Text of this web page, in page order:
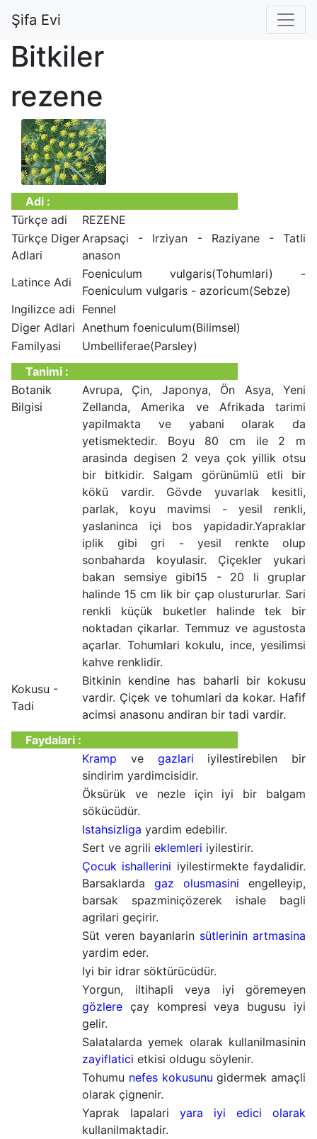
Şifa Evi
Bitkiler
rezene
Adi :
Türkçe adi
REZENE
Türkçe Diger
Adlari
Arapsaçi - Irziyan - Raziyane - Tatli
anason
Latince Adi
Foeniculum vulgaris(Tohumlari) -
Foeniculum vulgaris - azoricum(Sebze)
Ingilizce adi Fennel
Diger Adlari Anethum foeniculum(Bilimsel)
Familyasi
Umbelliferae(Parsley)
Tanimi :
Botanik
Bilgisi
Avrupa, Çin, Japonya, Ön Asya, Yeni
Zellanda, Amerika ve Afrikada tarimi
yapilmakta ve yabani olarak da
yetismektedir. Boyu 80 cm ile 2 m
arasinda degisen 2 veya çok yillik otsu
bir bitkidir. Salgam görünümlü etli bir
kökü vardir. Gövde yuvarlak kesitli,
parlak, koyu mavimsi - yesil renkli,
yaslaninca içi bos yapidadir.Yapraklar
iplik gibi gri - yesil renkte olup
sonbaharda koyulasir. Çiçekler yukari
bakan semsiye gibi15 - 20 li gruplar
halinde 15 cm lik bir çap olustururlar. Sari
renkli küçük buketler halinde tek bir
noktadan çikarlar. Temmuz ve agustosta
açarlar. Tohumlari kokulu, ince, yesilimsi
kahve renklidir.
Kokusu -
Tadi
Bitkinin kendine has baharli bir kokusu
vardir. Çiçek ve tohumlari da kokar. Hafif
acimsi anasonu andiran bir tadi vardir.
Faydalari :
Kramp ve gazlari iyilestirebilen bir
sindirim yardimcisidir.
Öksürük ve nezle için iyi bir balgam
sökücüdür.
Istahsizliga yardim edebilir.
Sert ve agrili eklemleri iyilestirir.
Çocuk ishallerini iyilestirmekte faydalidir.
Barsaklarda gaz olusmasini engelleyip,
barsak spazminiçözerek ishale bagli
agrilari geçirir.
Süt veren bayanlarin sütlerinin artmasina
yardim eder.
Iyi bir idrar söktürücüdür.
Yorgun, iltihapli veya iyi göremeyen
gözlere çay kompresi veya bugusu iyi
gelir.
Salatalarda yemek olarak kullanilmasinin
zayiflatici etkisi oldugu söylenir.
Tohumu nefes kokusunu gidermek amaçli
olarak çignenir.
Yaprak lapalari yara iyi edici olarak
kullanilmaktadir.